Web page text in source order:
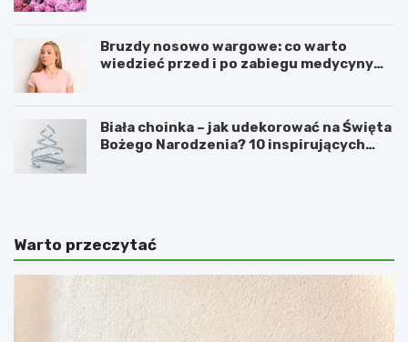
Bruzdy nosowo wargowe: co warto
wiedzieć przed i po zabiegu medycyny
Biała choinka – jak udekorować na Święta
Bożego Narodzenia? 10 inspirujących
Warto przeczytać